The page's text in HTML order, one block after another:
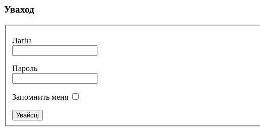
Уваход
Лагін
Пароль
Запомнить меня